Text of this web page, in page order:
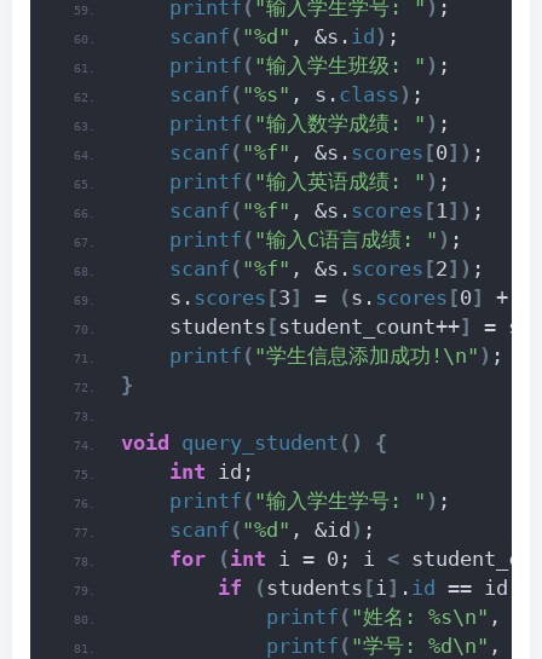
printf ( "输入学生学号: " ) ;
scanf ( "%d" , &s. id ) ;
printf ( "输入学生班级: " ) ;
scanf ( "%s" , s. class ) ;
printf ( "输入数学成绩: " ) ;
scanf ( "%f" , &s. scores [0]) ;
printf ( "输入英语成绩: " ) ;
scanf ( "%f" , &s. scores [ 1]) ;
printf ( "输入C语言成绩: " ) ;
scanf ( "%f" , &s. scores [2]) ;
    s.
scores [3] = (s. scores [0]
+
    students
[student_count++]
= s;
printf ( "学生信息添加成功!\n" ) ;
}
void query_student ()
{
int id;
printf ( "输入学生学号: " ) ;
scanf ( "%d" , &id ) ;
for
(int i = 0; i <
if
(students [i] . id == id
printf ( "姓名: %s\n" ,
printf ( "学号: %d\n" ,